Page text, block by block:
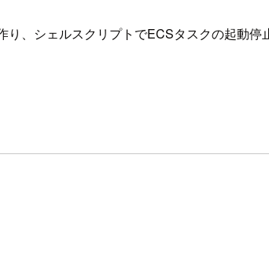
、シェルスクリプトでECSタスクの起動停